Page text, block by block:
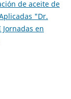
de aceite de
"Dr.
Jornadas en